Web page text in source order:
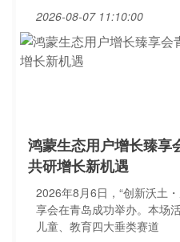
2026-08-07 11:10:00
鸿蒙生态用户增长臻享
共研增长新机遇
2026年8月6日，“创新沃土
享会在青岛成功举办。本场
儿童、教育四大垂类赛道